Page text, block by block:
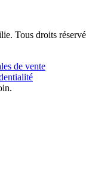
Tous droits
de vente